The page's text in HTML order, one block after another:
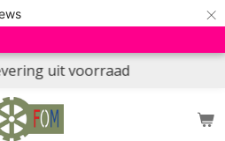
×
uit voorraad